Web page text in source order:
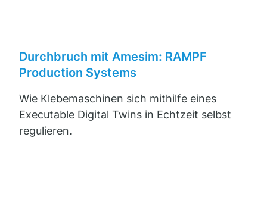
Externe
laden
Nutzungsbedingungen von YouTube zu.
Durchbruch mit Amesim: RAMPF
Production Systems
Wie Klebemaschinen sich mithilfe eines
Executable Digital Twins in Echtzeit selbst
regulieren.